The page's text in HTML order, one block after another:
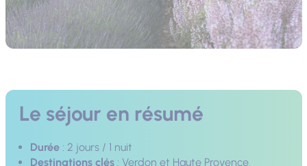
Le séjour en résumé
Durée : 2 jours / 1 nuit
Destinations clés: Verdon et Haute Provence.